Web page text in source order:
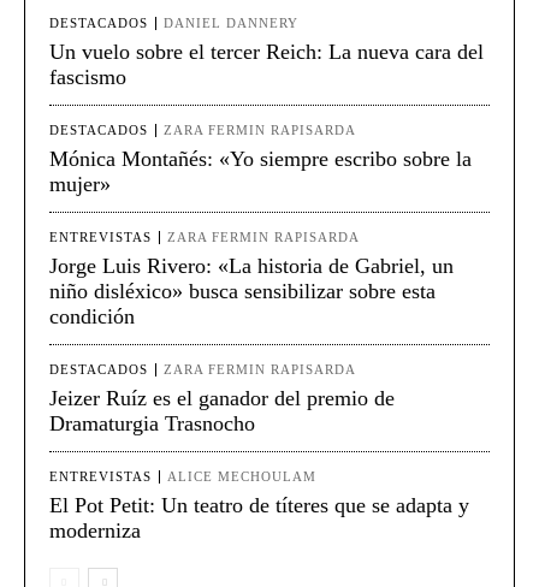
DESTACADOS DANIEL DANNERY
Un vuelo sobre el tercer Reich: La nueva cara del
fascismo
DESTACADOS ZARA FERMIN RAPISARDA
Mónica Montañés: «Yo siempre escribo sobre la
mujer»
ENTREVISTAS ZARA FERMIN RAPISARDA
Jorge Luis Rivero: «La historia de Gabriel, un
niño disléxico» busca sensibilizar sobre esta
condición
DESTACADOS ZARA FERMIN RAPISARDA
Jeizer Ruíz es el ganador del premio de
Dramaturgia Trasnocho
ENTREVISTAS ALICE MECHOULAM
El Pot Petit: Un teatro de títeres que se adapta y
moderniza